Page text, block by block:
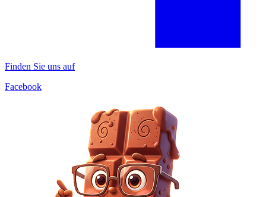
Finden Sie uns auf
Facebook